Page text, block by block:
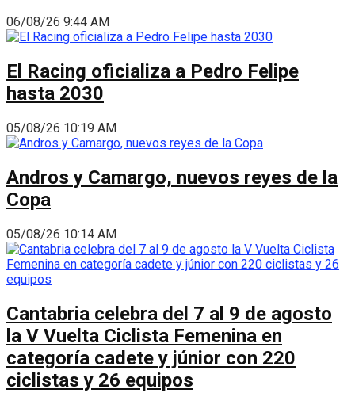
06/08/26 9:44 AM
El Racing oficializa a Pedro Felipe
hasta 2030
05/08/26 10:19 AM
Andros y Camargo, nuevos reyes de la
Copa
05/08/26 10:14 AM
Cantabria celebra del 7 al 9 de agosto
la V Vuelta Ciclista Femenina en
categoría cadete y júnior con 220
ciclistas y 26 equipos